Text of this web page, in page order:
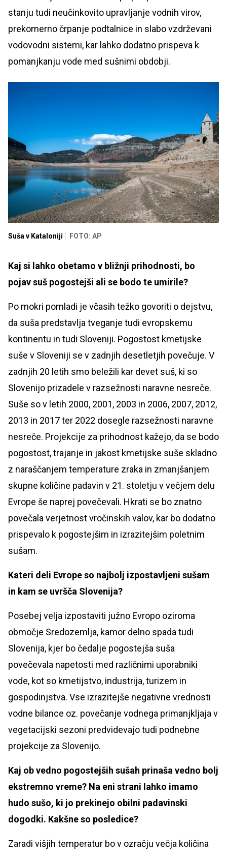
stanju tudi neučinkovito upravljanje vodnih virov,
prekomerno črpanje podtalnice in slabo vzdrževani
vodovodni sistemi, kar lahko dodatno prispeva k
pomanjkanju vode med sušnimi obdobji.
Suša v Kataloniji FOTO: AP
Kaj si lahko obetamo v bližnji prihodnosti, bo
pojav suš pogostejši ali se bodo te umirile?
Po mokri pomladi je včasih težko govoriti o dejstvu,
da suša predstavlja tveganje tudi evropskemu
kontinentu in tudi Sloveniji. Pogostost kmetijske
suše v Sloveniji se v zadnjih desetletjih povečuje. V
zadnjih 20 letih smo beležili kar devet suš, ki so
Slovenijo prizadele v razsežnosti naravne nesreče.
Suše so v letih 2000, 2001, 2003 in 2006, 2007, 2012,
2013 in 2017 ter 2022 dosegle razsežnosti naravne
nesreče. Projekcije za prihodnost kažejo, da se bodo
pogostost, trajanje in jakost kmetijske suše skladno
z naraščanjem temperature zraka in zmanjšanjem
skupne količine padavin v 21. stoletju v večjem delu
Evrope še naprej povečevali. Hkrati se bo znatno
povečala verjetnost vročinskih valov, kar bo dodatno
prispevalo k pogostejšim in izrazitejšim poletnim
sušam.
Kateri deli Evrope so najbolj izpostavljeni sušam
in kam se uvršča Slovenija?
Posebej velja izpostaviti južno Evropo oziroma
območje Sredozemlja, kamor delno spada tudi
Slovenija, kjer bo čedalje pogostejša suša
povečevala napetosti med različnimi uporabniki
vode, kot so kmetijstvo, industrija, turizem in
gospodinjstva. Vse izrazitejše negativne vrednosti
vodne bilance oz. povečanje vodnega primanjkljaja v
vegetacijski sezoni predvidevajo tudi podnebne
projekcije za Slovenijo.
Kaj ob vedno pogostejših sušah prinaša vedno bolj
ekstremno vreme? Na eni strani lahko imamo
hudo sušo, ki jo prekinejo obilni padavinski
dogodki. Kakšne so posledice?
Zaradi višjih temperatur bo v ozračju večja količina